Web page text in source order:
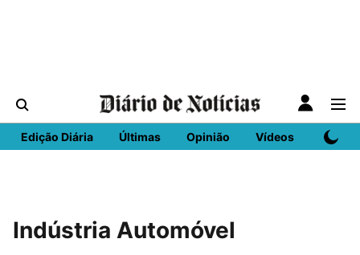
Edição Diária Últimas Opinião Vídeos DN
Indústria Automóvel